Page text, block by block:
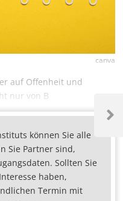
canva
auf Offenheit und
nur von B
können Sie alle
Sie Partner sind,
Sollten Sie
haben,
Termin mit